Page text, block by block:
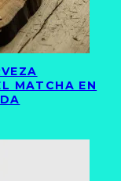
MATCHA EN